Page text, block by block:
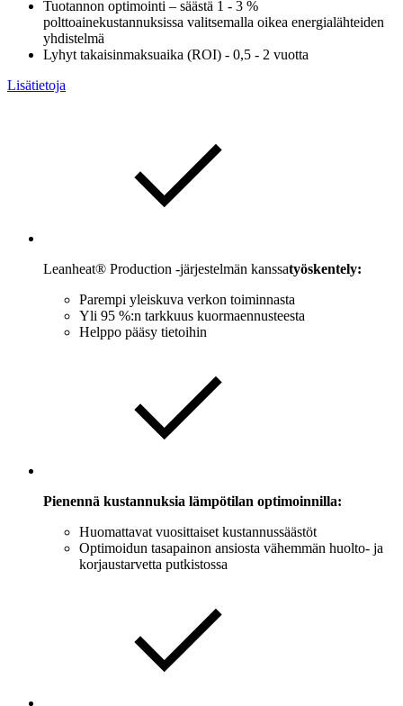
Tuotannon optimointi – säästä 1 - 3 %
polttoainekustannuksissa valitsemalla oikea energialähteiden
yhdistelmä
Lyhyt takaisinmaksuaika (ROI) - 0,5 - 2 vuotta
Lisätietoja
Leanheat® Production -järjestelmän kanssatyöskentely:
Parempi yleiskuva verkon toiminnasta
Yli 95 %:n tarkkuus kuormaennusteesta
Helppo pääsy tietoihin
Pienennä kustannuksia lämpötilan optimoinnilla:
Huomattavat vuosittaiset kustannussäästöt
Optimoidun tasapainon ansiosta vähemmän huolto- ja
korjaustarvetta putkistossa